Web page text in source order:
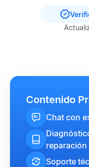
Contenido
Chat con
reparación
Soporte